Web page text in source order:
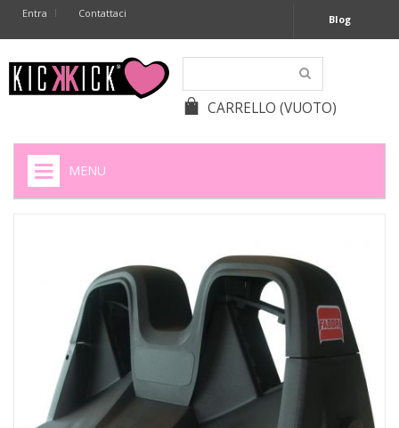
Entra Contattaci Blog
CARRELLO (VUOTO)
MENU
CAPSULE CAFFÈ
BATTERIE APPARECCHI ACUSTICI
+
BATTERIE
+
PRODOTTI MONOUSO E TNT